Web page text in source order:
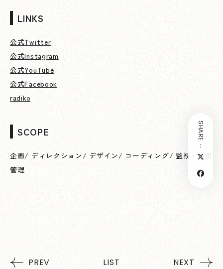
SHARE：
LINKS
公式Twitter
公式Instagram
公式YouTube
公式Facebook
radiko
SCOPE
企画/ ディレクション/ デザイン/ コーディング/ 監視・運用
管理
PREV LIST NEXT